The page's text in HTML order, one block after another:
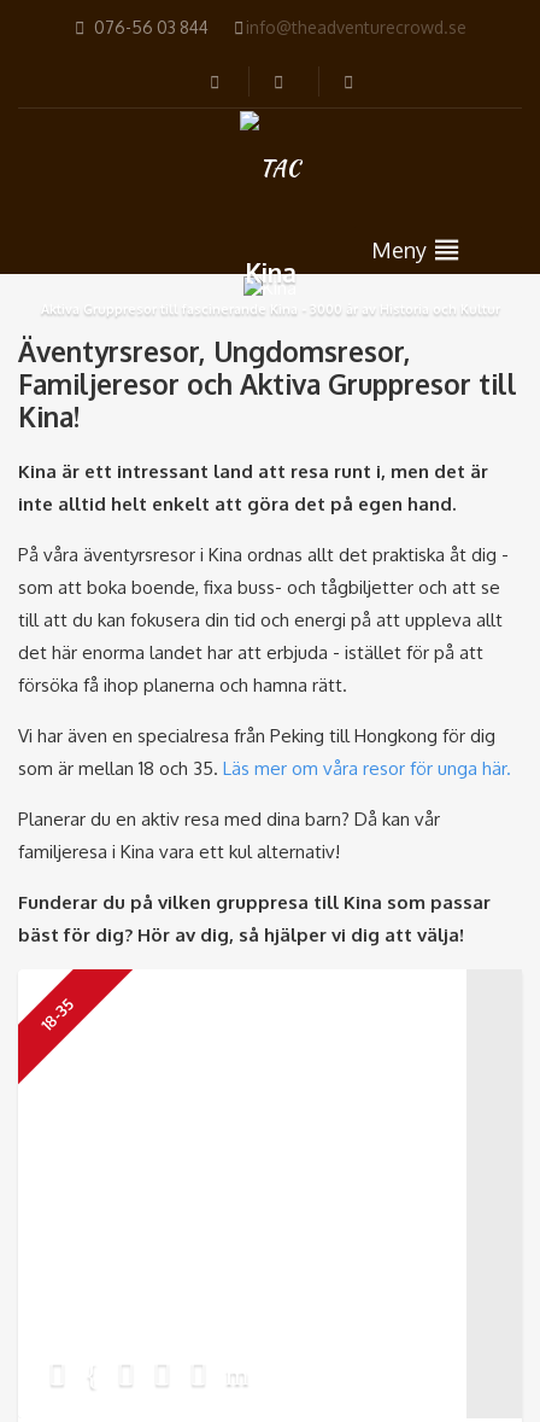
076-56 03 844 info@theadventurecrowd.se
Meny
Kina
Aktiva Gruppresor till fascinerande Kina - 3000 år av Historia och Kultur
Äventyrsresor, Ungdomsresor,
Familjeresor och Aktiva Gruppresor till
Kina!
Kina är ett intressant land att resa runt i, men det är
inte alltid helt enkelt att göra det på egen hand.
På våra äventyrsresor i Kina ordnas allt det praktiska åt dig -
som att boka boende, fixa buss- och tågbiljetter och att se
till att du kan fokusera din tid och energi på att uppleva allt
det här enorma landet har att erbjuda - istället för på att
försöka få ihop planerna och hamna rätt.
Vi har även en specialresa från Peking till Hongkong för dig
som är mellan 18 och 35. Läs mer om våra resor för unga här.
Planerar du en aktiv resa med dina barn? Då kan vår
familjeresa i Kina vara ett kul alternativ!
Funderar du på vilken gruppresa till Kina som passar
bäst för dig? Hör av dig, så hjälper vi dig att välja!
18-35